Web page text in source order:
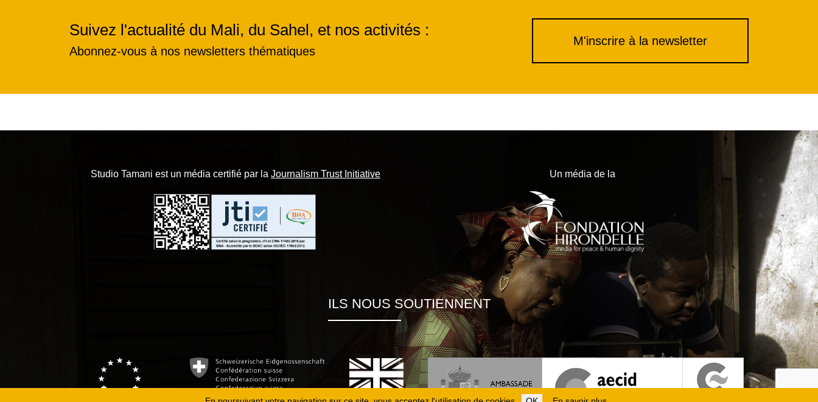
Suivez l'actualité du Mali, du Sahel, et nos activités :
Abonnez-vous à nos newsletters thématiques
M'inscrire à la newsletter
Studio Tamani est un média certifié par la Journalism Trust Initiative Un média de la
ILS NOUS SOUTIENNENT